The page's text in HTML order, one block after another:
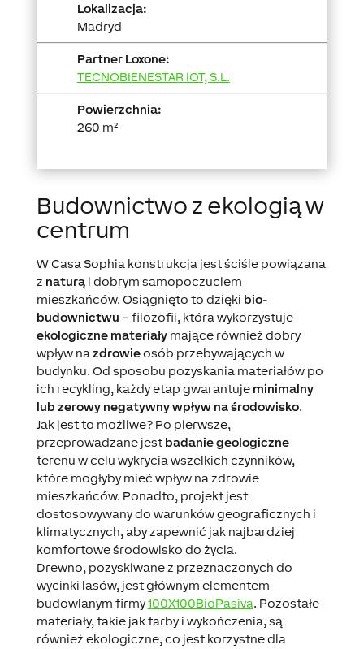
Lokalizacja:
Madryd
Partner Loxone:
TECNOBIENESTAR IOT, S.L.
Powierzchnia:
260 m²
Budownictwo z ekologią w
centrum
W Casa Sophia konstrukcja jest ściśle powiązana
z naturąi dobrym samopoczuciem
mieszkańców. Osiągnięto to dzięki bio-
budownictwu – filozofii, która wykorzystuje
ekologiczne materiałymające również dobry
wpływ na zdrowieosób przebywających w
budynku. Od sposobu pozyskania materiałów po
ich recykling, każdy etap gwarantuje minimalny
lub zerowy negatywny wpływ na środowisko.
Jak jest to możliwe? Po pierwsze,
przeprowadzane jest badanie geologiczne
terenu w celu wykrycia wszelkich czynników,
które mogłyby mieć wpływ na zdrowie
mieszkańców. Ponadto, projekt jest
dostosowywany do warunków geograficznych i
klimatycznych, aby zapewnić jak najbardziej
komfortowe środowisko do życia.
Drewno, pozyskiwane z przeznaczonych do
wycinki lasów, jest głównym elementem
budowlanym firmy100X100BioPasiva. Pozostałe
materiały, takie jak farby i wykończenia, są
również ekologiczne, co jest korzystne dla